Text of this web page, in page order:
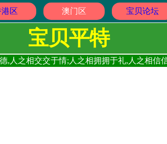
区 澳门区 宝贝论坛
宝贝平特
,人之相交交于情;人之相拥拥于礼,人之相信